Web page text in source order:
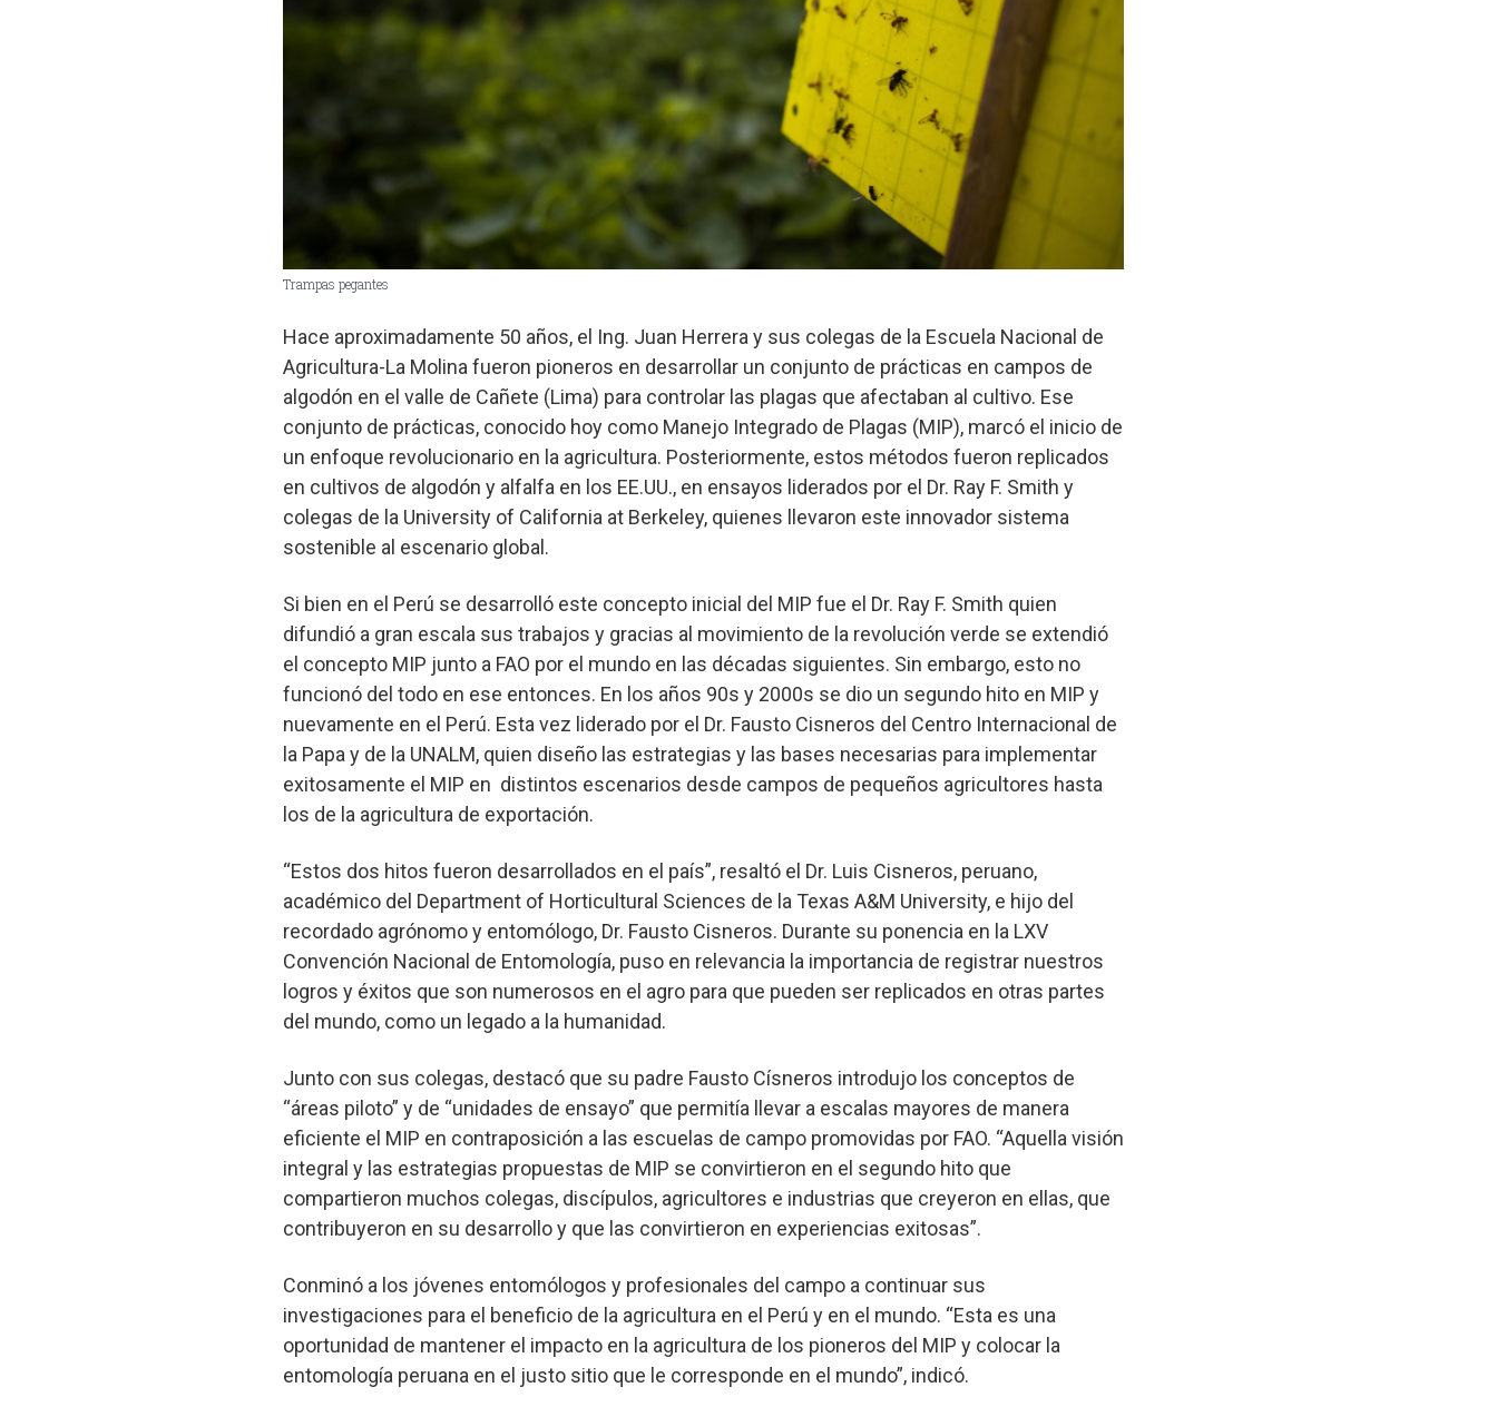
Trampas pegantes
Hace aproximadamente 50 años, el Ing. Juan Herrera y sus colegas de la Escuela Nacional de
Agricultura-La Molina fueron pioneros en desarrollar un conjunto de prácticas en campos de
algodón en el valle de Cañete (Lima) para controlar las plagas que afectaban al cultivo. Ese
conjunto de prácticas, conocido hoy como Manejo Integrado de Plagas (MIP), marcó el inicio de
un enfoque revolucionario en la agricultura. Posteriormente, estos métodos fueron replicados
en cultivos de algodón y alfalfa en los EE.UU., en ensayos liderados por el Dr. Ray F. Smith y
colegas de la University of California at Berkeley, quienes llevaron este innovador sistema
sostenible al escenario global.
Si bien en el Perú se desarrolló este concepto inicial del MIP fue el Dr. Ray F. Smith quien
difundió a gran escala sus trabajos y gracias al movimiento de la revolución verde se extendió
el concepto MIP junto a FAO por el mundo en las décadas siguientes. Sin embargo, esto no
funcionó del todo en ese entonces. En los años 90s y 2000s se dio un segundo hito en MIP y
nuevamente en el Perú. Esta vez liderado por el Dr. Fausto Cisneros del Centro Internacional de
la Papa y de la UNALM, quien diseño las estrategias y las bases necesarias para implementar
exitosamente el MIP en distintos escenarios desde campos de pequeños agricultores hasta
los de la agricultura de exportación.
“Estos dos hitos fueron desarrollados en el país”, resaltó el Dr. Luis Cisneros, peruano,
académico del Department of Horticultural Sciences de la Texas A&M University, e hijo del
recordado agrónomo y entomólogo, Dr. Fausto Cisneros. Durante su ponencia en la LXV
Convención Nacional de Entomología, puso en relevancia la importancia de registrar nuestros
logros y éxitos que son numerosos en el agro para que pueden ser replicados en otras partes
del mundo, como un legado a la humanidad.
Junto con sus colegas, destacó que su padre Fausto Císneros introdujo los conceptos de
“áreas piloto” y de “unidades de ensayo” que permitía llevar a escalas mayores de manera
eficiente el MIP en contraposición a las escuelas de campo promovidas por FAO. “Aquella visión
integral y las estrategias propuestas de MIP se convirtieron en el segundo hito que
compartieron muchos colegas, discípulos, agricultores e industrias que creyeron en ellas, que
contribuyeron en su desarrollo y que las convirtieron en experiencias exitosas”.
Conminó a los jóvenes entomólogos y profesionales del campo a continuar sus
investigaciones para el beneficio de la agricultura en el Perú y en el mundo. “Esta es una
oportunidad de mantener el impacto en la agricultura de los pioneros del MIP y colocar la
entomología peruana en el justo sitio que le corresponde en el mundo”, indicó.